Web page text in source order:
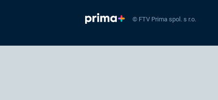
© FTV Prima spol. s r.o.